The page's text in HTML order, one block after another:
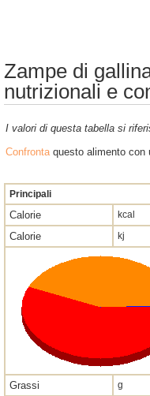
Zampe di
nutrizionali e
I valori di questa tabella si
Confrontaquesto alimento con
Principali
Calorie kcal
Calorie kj
Grassi g